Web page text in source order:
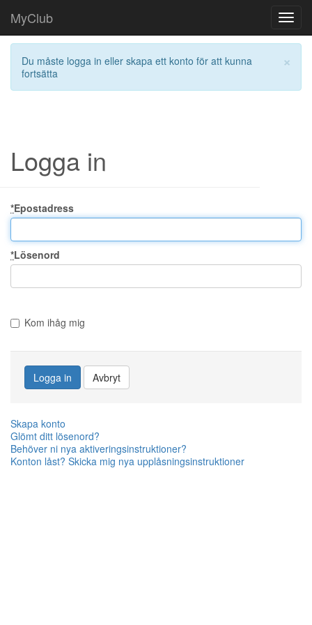
MyClub
×
Du måste logga in eller skapa ett konto för att kunna
fortsätta
Logga in
*Epostadress
*Lösenord
Kom ihåg mig
Logga in Avbryt
Skapa konto
Glömt ditt lösenord?
Behöver ni nya aktiveringsinstruktioner?
Konton låst? Skicka mig nya upplåsningsinstruktioner